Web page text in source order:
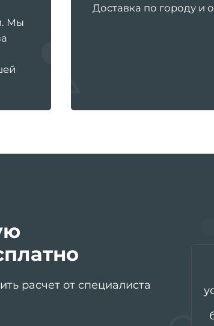
Мы
Доставка по городу и
расчет от специалиста